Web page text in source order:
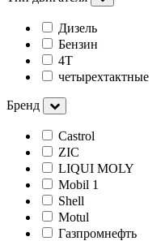
Дизель
Бензин
4Т
четырехтактные
Бренд
Castrol
ZIC
LIQUI MOLY
Mobil 1
Shell
Motul
Газпромнефть